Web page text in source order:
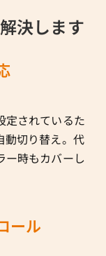
決します
定されているた
動切り替え。代
ー時もカバーし
ール